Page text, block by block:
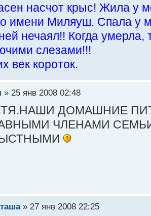
насчот крыс! Жила у
имени Миляуш. Спала у
нечаял!! Когда
слезами!!!
век короток.
» 25 янв 2008 02:48
ДОМАШНИЕ
ЧЛЕНАМИ
» 27 янв 2008 22:25